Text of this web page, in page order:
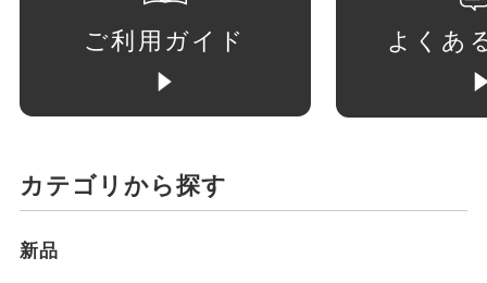
ご利用ガイド よくあ
カテゴリから探す
新品